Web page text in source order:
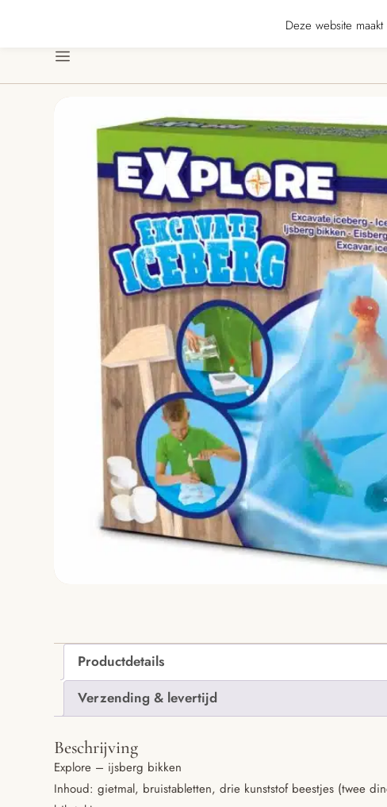
Menu
Productdetails
Verzending & levertijd
Beschrijving
Explore – ijsberg bikken
Inhoud: gietmal, bruistabletten, drie kunststof beestjes (twee
Deze website